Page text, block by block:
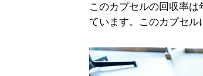
このカプセルの回収率
ています。このカプセル